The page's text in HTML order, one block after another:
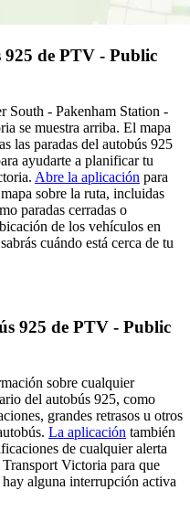
de PTV - Public
South - Pakenham Station -
se muestra arriba. El mapa
las paradas del autobús 925
ayudarte a planificar tu
Abre la aplicación para
sobre la ruta, incluidas
paradas cerradas o
de los vehículos en
cuándo está cerca de tu
925 de PTV - Public
sobre cualquier
del autobús 925, como
grandes retrasos u otros
La aplicación también
de cualquier alerta
Victoria para que
alguna interrupción activa